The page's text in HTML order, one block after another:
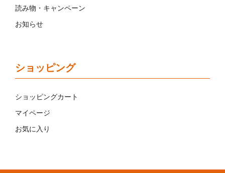
読み物・キャンペーン
お知らせ
ショッピング
ショッピングカート
マイページ
お気に入り